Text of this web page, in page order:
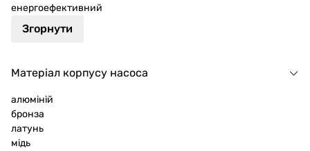
енергоефективний
Згорнути
Матеріал корпусу насоса
алюміній
бронза
латунь
мідь